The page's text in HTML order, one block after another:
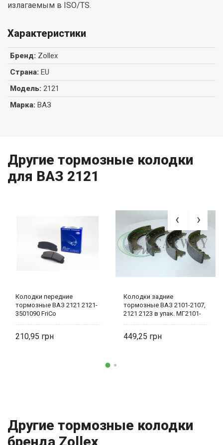
излагаемым в ISO/TS.
Характеристики
Бренд: Zollex
Страна: EU
Модель: 2121
Марка: ВАЗ
Другие тормозные колодки
для ВАЗ 2121
Колодки передние
тормозные ВАЗ 2121 2121-
3501090 FriCo
210,95
Колодки задние
тормозные ВАЗ 2101-2107,
2121 2123 в упак. МГ2101-
449,25
Другие тормозные колодки